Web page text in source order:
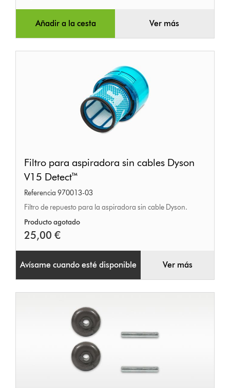
Añadir a la cesta Ver más
para
aspiradora
sin
cables
Dyson
V15
Detect™
Filtro para aspiradora sin cables Dyson
V15 Detect™
Referencia 970013-03
Filtro de repuesto para la aspiradora sin cable Dyson.
Producto agotado
25,00 €
Avísame cuando esté disponible Ver más